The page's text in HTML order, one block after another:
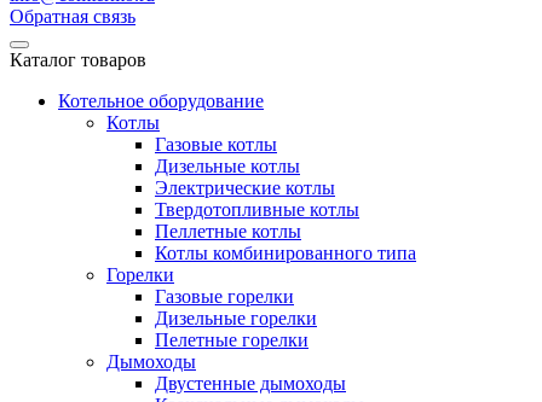
Обратная связь
Каталог товаров
Котельное оборудование
Котлы
Газовые котлы
Дизельные котлы
Электрические котлы
Твердотопливные котлы
Пеллетные котлы
Котлы комбинированного типа
Горелки
Газовые горелки
Дизельные горелки
Пелетные горелки
Дымоходы
Двустенные дымоходы